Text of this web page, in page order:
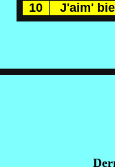
10
J'aim'